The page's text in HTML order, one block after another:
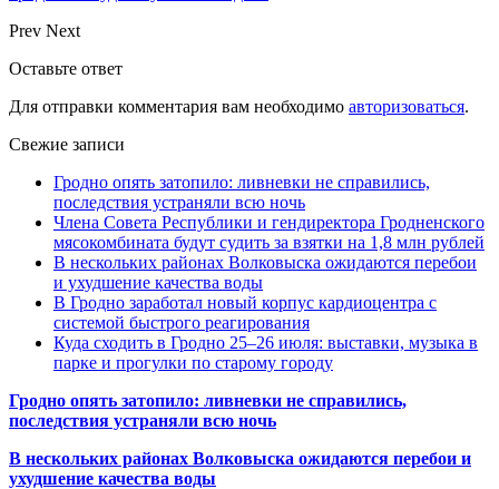
Prev Next
Оставьте ответ
Для отправки комментария вам необходимо авторизоваться.
Свежие записи
Гродно опять затопило: ливневки не справились,
последствия устраняли всю ночь
Члена Совета Республики и гендиректора Гродненского
мясокомбината будут судить за взятки на 1,8 млн рублей
В нескольких районах Волковыска ожидаются перебои
и ухудшение качества воды
В Гродно заработал новый корпус кардиоцентра с
системой быстрого реагирования
Куда сходить в Гродно 25–26 июля: выставки, музыка в
парке и прогулки по старому городу
Гродно опять затопило: ливневки не справились,
последствия устраняли всю ночь
В нескольких районах Волковыска ожидаются перебои и
ухудшение качества воды